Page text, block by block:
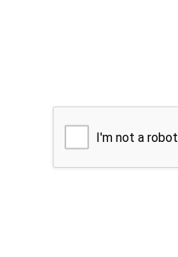
I'm not a robot